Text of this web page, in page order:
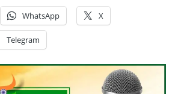
WhatsApp X
Telegram